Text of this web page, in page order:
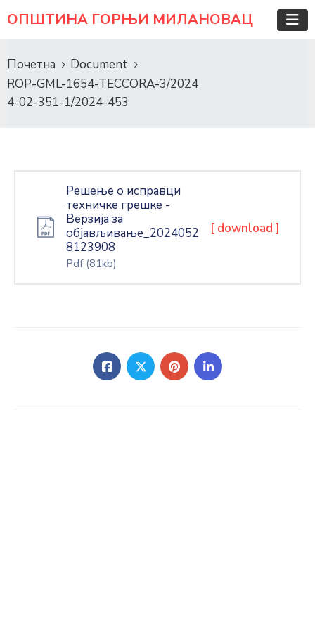
ОПШТИНА ГОРЊИ МИЛАНОВАЦ
Почетна
Document
ROP-GML-1654-TECCORA-3/2024
4-02-351-1/2024-453
Решење о исправци
техничке грешке -
Верзија за
објављивање_2024052
8123908
Pdf (81kb)
[ download ]